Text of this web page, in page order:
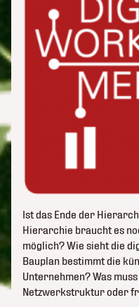
Ist das Ende der
Hierarchie braucht es
möglich? Wie sieht die
Bauplan bestimmt die
Unternehmen? Was
Netzwerkstruktur oder